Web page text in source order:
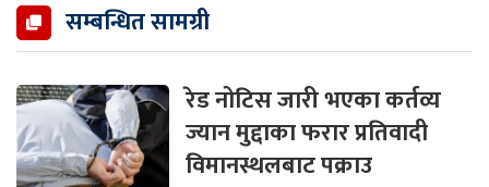
सम्बन्धित सामग्री
रेड नोटिस जारी भएका कर्तव्य
ज्यान मुद्दाका फरार प्रतिवादी
विमानस्थलबाट पक्राउ